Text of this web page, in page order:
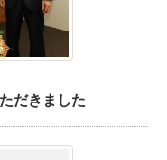
だきました